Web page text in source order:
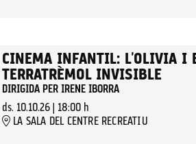
CINEMA INFANTIL: L'OLIVIA I
TERRATRÈMOL INVISIBLE
DIRIGIDA PER IRENE IBORRA
ds. 10.10.26| 18:00 h
LA SALA DEL CENTRE RECREATIU